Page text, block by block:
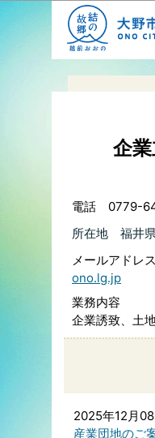
この
企
電話 0779-
所在地 福井
メールアドレ
ono.lg.jp
業務内容
企業誘致、土
2025年12月
産業団地のご